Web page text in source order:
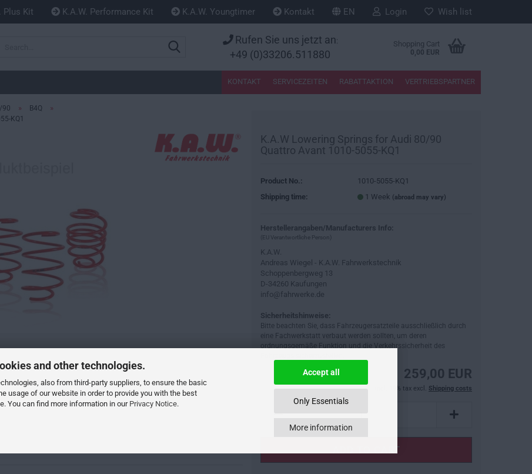
and other technologies.
also from third-party suppliers, to ensure the basic
usage of our website in order to provide you with the best
You can find more information in ourPrivacy Notice.
Accept all
Only Essentials
More information
Plus Kit K.A.W. Performance Kit K.A.W. Youngtimer Kontakt EN Login Wish list
Rufen Sie uns jetzt an:
+49 (0)33206.511880
Shopping Cart
0,00 EUR
KONTAKT SERVICEZEITEN RABATTAKTION VERTRIEBSPARTNER
90 » B4Q »
KQ1
K.A.W Lowering Springs for Audi 80/90
Quattro Avant 1010-5055-KQ1
Product No.:
1010-5055-KQ1
Shipping time:
1 Week (abroad may vary)
Herstellerangaben/Manufacturers Info:
(EU Verantwortliche Person)
K.A.W.
Andreas Wiegel - K.A.W. Fahrwerkstechnik
Schoppenbergweg 13
D-34260 Kaufungen
info@fahrwerke.de
Sicherheitshinweise:
Bitte beachten Sie, dass Fahrzeugersatzteile ausschließlich durch
eine Fachwerkstatt verbaut werden sollten, um deren
ordnungsgemäße Funktion und die Verkehrssicherheit des
259,00 EUR
incl. 19% tax excl. Shipping costs